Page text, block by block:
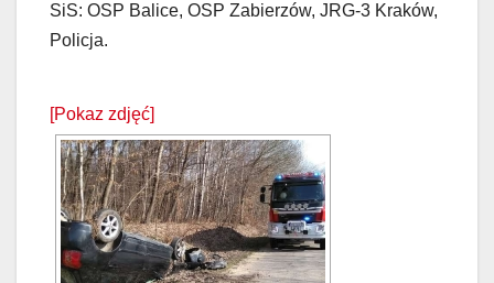
SiS: OSP Balice, OSP Zabierzów, JRG-3 Kraków,
Policja.
[Pokaz zdjęć]